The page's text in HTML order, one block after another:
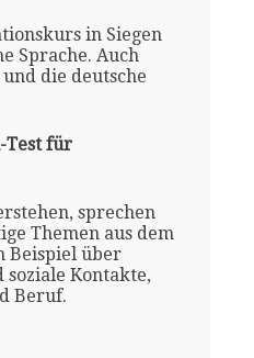
in Siegen
Sprache. Auch
die deutsche
Test für
sprechen
Themen aus dem
Beispiel über
soziale Kontakte,
Beruf.